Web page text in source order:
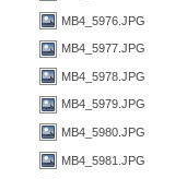
MB4_5976.JPG
MB4_5977.JPG
MB4_5978.JPG
MB4_5979.JPG
MB4_5980.JPG
MB4_5981.JPG